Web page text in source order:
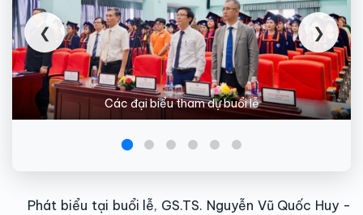
Các đại biểu tham dự buổi lễ
❮ ❯
Phát biểu tại buổi lễ, GS.TS. Nguyễn Vũ Quốc Huy -